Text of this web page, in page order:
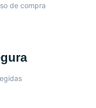
de compra